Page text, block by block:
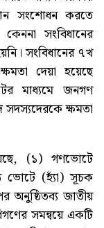
সংশোধন করতে
সংবিধানের
সংবিধানের ৭খ
দেয়া হয়েছে
মাধ্যমে জনগণ
সদস্যদেরকে ক্ষমতা
(১) গণভোটে
ভোটে (হ্যাঁ) সূচক
জাতীয়
সমন্বয়ে একটি